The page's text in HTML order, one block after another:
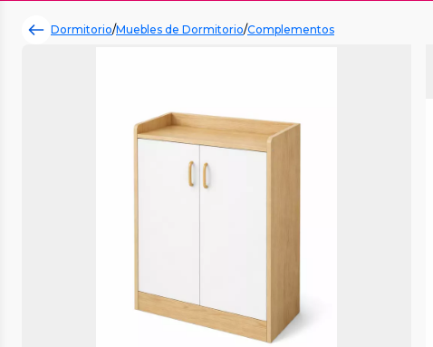
Dormitorio/Muebles de Dormitorio/Complementos